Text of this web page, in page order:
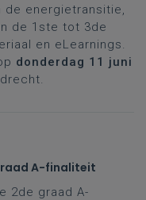
de energietransitie,
de 1ste tot 3de
en eLearnings.
donderdag 11 juni
A-finaliteit
2de graad A-